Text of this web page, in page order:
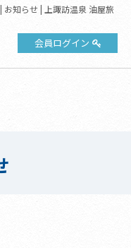
知らせ | 上諏訪温泉 油屋旅
会員ログイン